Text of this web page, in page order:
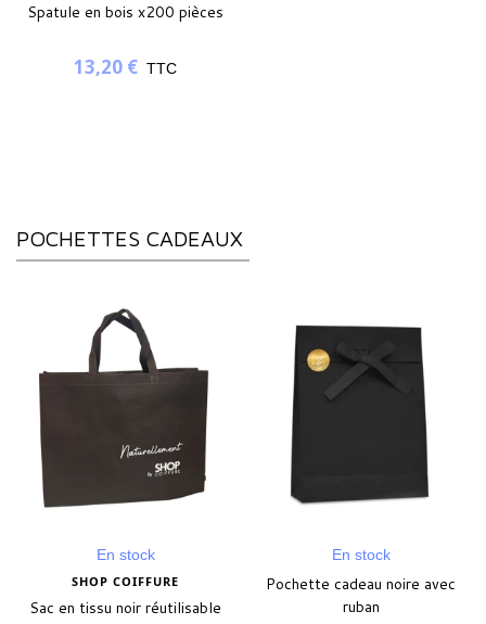
Spatule en bois x200 pièces
13,20 € TTC
POCHETTES CADEAUX
En stock
SHOP COIFFURE
Sac en tissu noir réutilisable
En stock
Pochette cadeau noire avec
ruban